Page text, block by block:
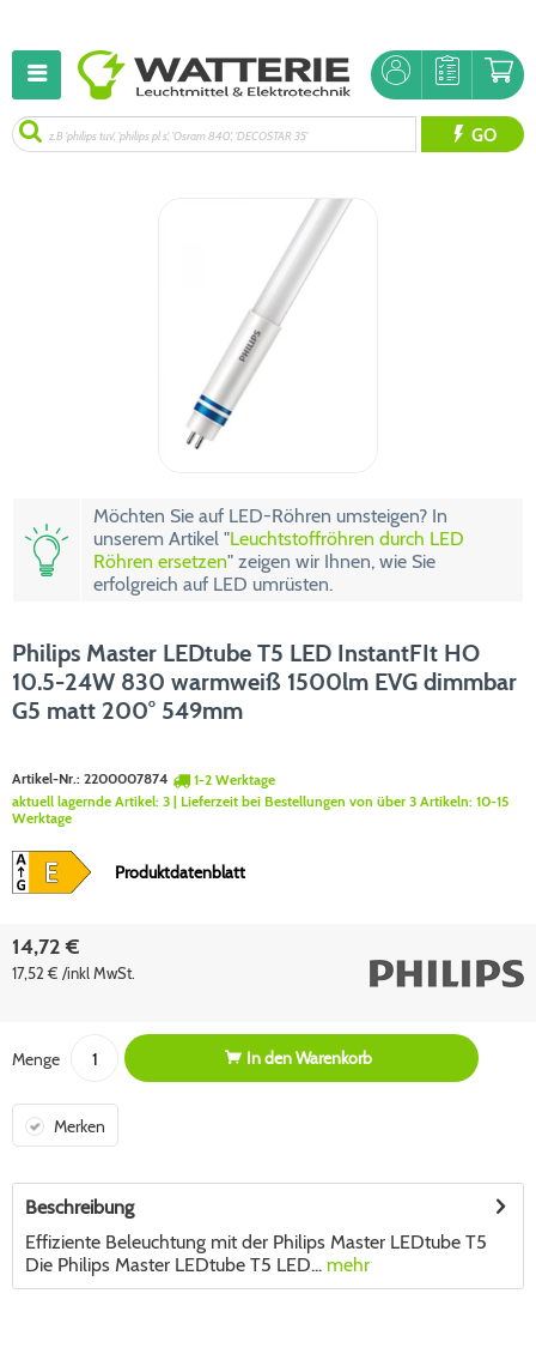
GO
Möchten Sie auf LED-Röhren umsteigen? In
unserem Artikel "Leuchtstoffröhren durch LED
Röhren ersetzen" zeigen wir Ihnen, wie Sie
erfolgreich auf LED umrüsten.
Philips Master LEDtube T5 LED InstantFIt HO
10.5-24W 830 warmweiß 1500lm EVG dimmbar
G5 matt 200° 549mm
Artikel-Nr.: 2200007874
1-2 Werktage
aktuell lagernde Artikel: 3 | Lieferzeit bei Bestellungen von über 3 Artikeln: 10-15
Werktage
Produktdatenblatt
14,72 €
17,52 € /inkl MwSt.
Menge In denWarenkorb
Merken
Beschreibung
Effiziente Beleuchtung mit der Philips Master LEDtube T5
Die Philips Master LEDtube T5 LED... mehr